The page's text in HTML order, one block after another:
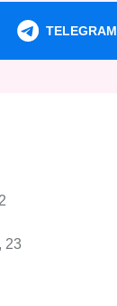
TELEGRAM
23